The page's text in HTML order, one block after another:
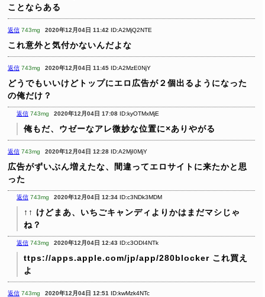
ことならある
返信 743mg 2020年12月04日 11:42 ID:A2MjQ2NTE
これ意外と気付かないんだよな
返信 743mg 2020年12月04日 11:45 ID:A2MzE0NjY
どうでもいいけどトップにエロ広告が２個出るようになった
の俺だけ？
返信 743mg 2020年12月04日 17:08 ID:kyOTMxMjE
俺もだ、ウゼーなアレ微妙な位置に×ありやがる
返信 743mg 2020年12月04日 12:28 ID:A2MjI0MjY
広告がずいぶん増えたな、間違ってエロサイトに来たかと思
った
返信 743mg 2020年12月04日 12:34 ID:c3NDk3MDM
↑↑ けどまあ、いちごキャンディよりかはまだマシじゃ
ね？
返信 743mg 2020年12月04日 12:43 ID:c3ODI4NTk
ttps://apps.apple.com/jp/app/280blocker これ買え
よ
返信 743mg 2020年12月04日 12:51 ID:kwMzk4NTc